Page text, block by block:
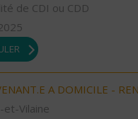
de CDI ou CDD
A DOMICILE -
et-Vilaine